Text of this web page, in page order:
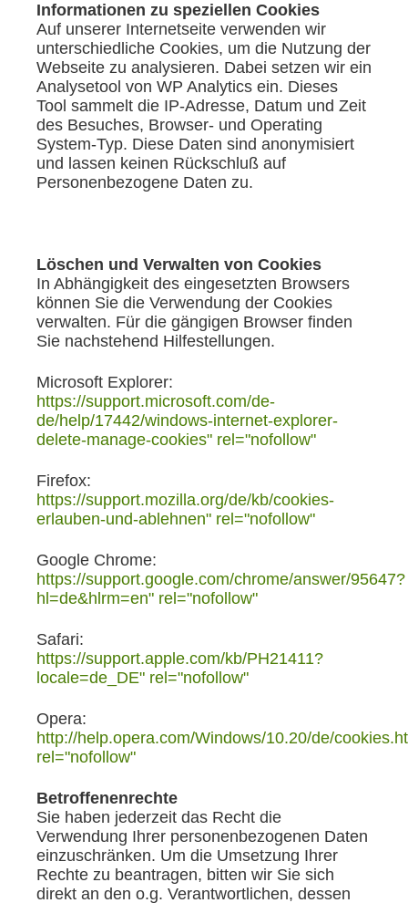
Informationen zu speziellen Cookies
Auf unserer Internetseite verwenden wir
unterschiedliche Cookies, um die Nutzung der
Webseite zu analysieren. Dabei setzen wir ein
Analysetool von WP Analytics ein. Dieses
Tool sammelt die IP-Adresse, Datum und Zeit
des Besuches, Browser- und Operating
System-Typ. Diese Daten sind anonymisiert
und lassen keinen Rückschluß auf
Personenbezogene Daten zu.
Löschen und Verwalten von Cookies
In Abhängigkeit des eingesetzten Browsers
können Sie die Verwendung der Cookies
verwalten. Für die gängigen Browser finden
Sie nachstehend Hilfestellungen.
Microsoft Explorer:
https://support.microsoft.com/de-
de/help/17442/windows-internet-explorer-
delete-manage-cookies" rel="nofollow"
Firefox:
https://support.mozilla.org/de/kb/cookies-
erlauben-und-ablehnen" rel="nofollow"
Google Chrome:
https://support.google.com/chrome/answer/95647?
hl=de&hlrm=en" rel="nofollow"
Safari:
https://support.apple.com/kb/PH21411?
locale=de_DE" rel="nofollow"
Opera:
http://help.opera.com/Windows/10.20/de/
rel="nofollow"
Betroffenenrechte
Sie haben jederzeit das Recht die
Verwendung Ihrer personenbezogenen Daten
einzuschränken. Um die Umsetzung Ihrer
Rechte zu beantragen, bitten wir Sie sich
direkt an den o.g. Verantwortlichen, dessen